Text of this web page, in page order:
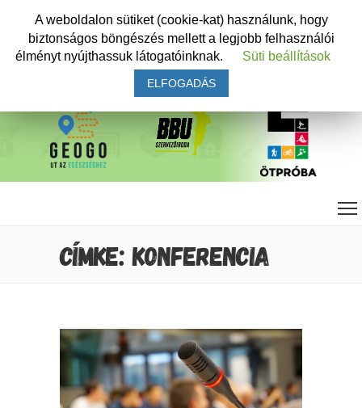
CÍMKE: KONFERENCIA
A weboldalon sütiket (cookie-kat) használunk, hogy
biztonságos böngészés mellett a legjobb felhasználói
élményt nyújthassuk látogatóinknak.
Süti beállítások
ELFOGADÁS